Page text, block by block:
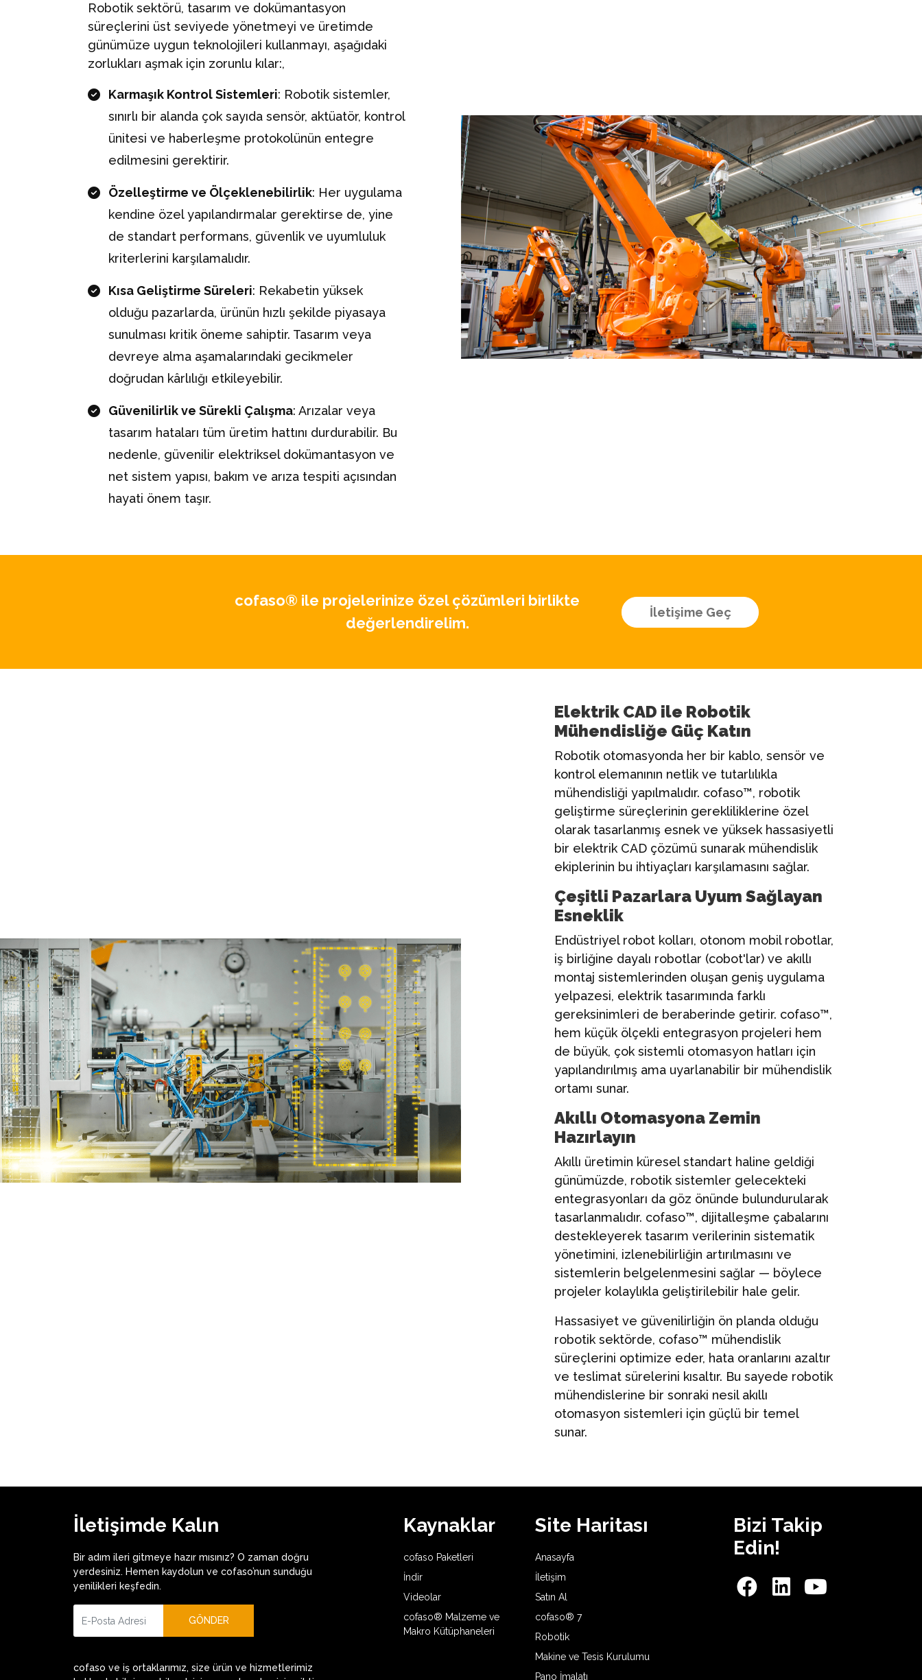
Robotik sektörü, tasarım ve dokümantasyon
süreçlerini üst seviyede yönetmeyi ve üretimde
günümüze uygun teknolojileri kullanmayı, aşağıdaki
zorlukları aşmak için zorunlu kılar:,
Karmaşık Kontrol Sistemleri: Robotik sistemler,
sınırlı bir alanda çok sayıda sensör, aktüatör, kontrol
ünitesi ve haberleşme protokolünün entegre
edilmesini gerektirir.
Özelleştirme ve Ölçeklenebilirlik: Her uygulama
kendine özel yapılandırmalar gerektirse de, yine
de standart performans, güvenlik ve uyumluluk
kriterlerini karşılamalıdır.
Kısa Geliştirme Süreleri: Rekabetin yüksek
olduğu pazarlarda, ürünün hızlı şekilde piyasaya
sunulması kritik öneme sahiptir. Tasarım veya
devreye alma aşamalarındaki gecikmeler
doğrudan kârlılığı etkileyebilir.
Güvenilirlik ve Sürekli Çalışma: Arızalar veya
tasarım hataları tüm üretim hattını durdurabilir. Bu
nedenle, güvenilir elektriksel dokümantasyon ve
net sistem yapısı, bakım ve arıza tespiti açısından
hayati önem taşır.
cofaso® ile projelerinize özel çözümleri birlikte
değerlendirelim.
İletişime Geç
Elektrik CAD ile Robotik
Mühendisliğe Güç Katın
Robotik otomasyonda her bir kablo, sensör ve
kontrol elemanının netlik ve tutarlılıkla
mühendisliği yapılmalıdır. cofaso™, robotik
geliştirme süreçlerinin gerekliliklerine özel
olarak tasarlanmış esnek ve yüksek hassasiyetli
bir elektrik CAD çözümü sunarak mühendislik
ekiplerinin bu ihtiyaçları karşılamasını sağlar.
Çeşitli Pazarlara Uyum Sağlayan
Esneklik
Endüstriyel robot kolları, otonom mobil robotlar,
iş birliğine dayalı robotlar (cobot'lar) ve akıllı
montaj sistemlerinden oluşan geniş uygulama
yelpazesi, elektrik tasarımında farklı
gereksinimleri de beraberinde getirir. cofaso™,
hem küçük ölçekli entegrasyon projeleri hem
de büyük, çok sistemli otomasyon hatları için
yapılandırılmış ama uyarlanabilir bir mühendislik
ortamı sunar.
Akıllı Otomasyona Zemin
Hazırlayın
Akıllı üretimin küresel standart haline geldiği
günümüzde, robotik sistemler gelecekteki
entegrasyonları da göz önünde bulundurularak
tasarlanmalıdır. cofaso™, dijitalleşme çabalarını
destekleyerek tasarım verilerinin sistematik
yönetimini, izlenebilirliğin artırılmasını ve
sistemlerin belgelenmesini sağlar — böylece
projeler kolaylıkla geliştirilebilir hale gelir.
Hassasiyet ve güvenilirliğin ön planda olduğu
robotik sektörde, cofaso™ mühendislik
süreçlerini optimize eder, hata oranlarını azaltır
ve teslimat sürelerini kısaltır. Bu sayede robotik
mühendislerine bir sonraki nesil akıllı
otomasyon sistemleri için güçlü bir temel
sunar.
İletişimde Kalın
Bir adım ileri gitmeye hazır mısınız? O zaman doğru
yerdesiniz. Hemen kaydolun ve cofaso’nun sunduğu
yenilikleri keşfedin.
GÖNDER
cofaso ve iş ortaklarımız, size ürün ve hizmetlerimiz
Kaynaklar
cofaso Paketleri
İndir
Videolar
cofaso® Malzeme ve
Makro Kütüphaneleri
Site Haritası
Anasayfa
İletişim
Satın Al
cofaso® 7
Robotik
Makine ve Tesis Kurulumu
Pano İmalatı
Bizi Takip
Edin!